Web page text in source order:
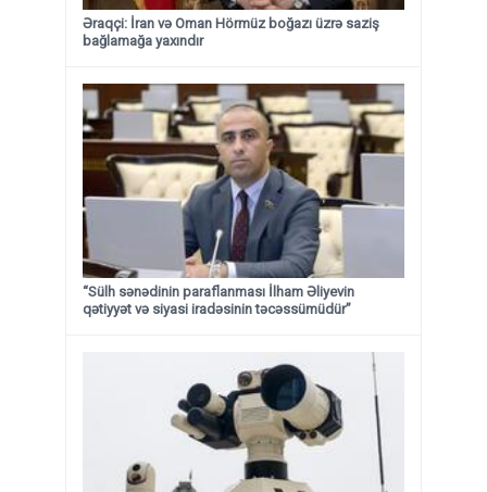
Əraqçi: İran və Oman Hörmüz boğazı üzrə saziş
bağlamağa yaxındır
“Sülh sənədinin paraflanması İlham Əliyevin
qətiyyət və siyasi iradəsinin təcəssümüdür”